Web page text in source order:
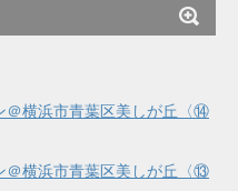
横浜市青葉区美しが丘〈⑭
横浜市青葉区美しが丘〈⑬